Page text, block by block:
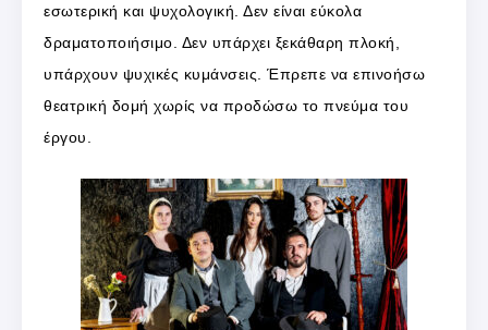
εσωτερική και ψυχολογική. Δεν είναι εύκολα
δραματοποιήσιμο. Δεν υπάρχει ξεκάθαρη πλοκή,
υπάρχουν ψυχικές κυμάνσεις. Έπρεπε να επινοήσω
θεατρική δομή χωρίς να προδώσω το πνεύμα του
έργου.